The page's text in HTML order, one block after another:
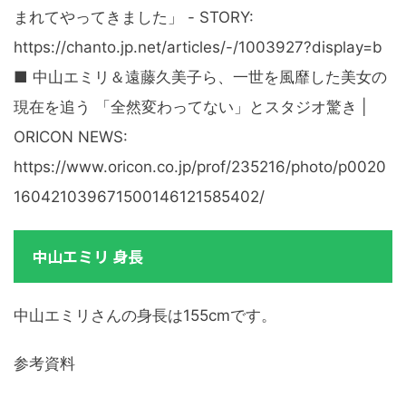
まれてやってきました」 - STORY:
https://chanto.jp.net/articles/-/1003927?display=b
■ 中山エミリ＆遠藤久美子ら、一世を風靡した美女の
現在を追う 「全然変わってない」とスタジオ驚き |
ORICON NEWS:
https://www.oricon.co.jp/prof/235216/photo/p0020
160421039671500146121585402/
中山エミリ 身長
中山エミリさんの身長は155cmです。
参考資料